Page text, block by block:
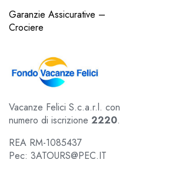
Garanzie Assicurative –
Crociere
Vacanze Felici S.c.a.r.l. con
numero di iscrizione 2220.
REA RM-1085437
Pec: 3ATOURS@PEC.IT